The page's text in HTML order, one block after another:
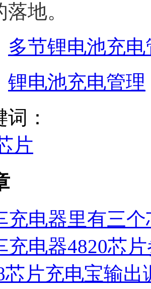
地。
多节锂电池充
锂电池充电管理
：
片
充电器里有三个
充电器4820芯
芯片充电宝输出